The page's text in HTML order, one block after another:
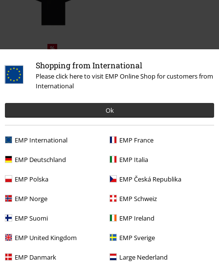
Shopping from International
Please click here to visit EMP Online Shop for customers from
International
Ok
EMP International EMP France
EMP Deutschland EMP Italia
EMP Polska EMP Česká Republika
EMP Norge EMP Schweiz
EMP Suomi EMP Ireland
EMP United Kingdom EMP Sverige
EMP Danmark Large Nederland
%
16,99 €
Gaming Ropa Camisetas & Tops Camisetas
Ropa & accesorios Camisetas
Gaming Playstation
Gaming Ubisoft
Ropa Camisetas
E-mail Newsletter
¡Cheque regalo del 15% de descuento,